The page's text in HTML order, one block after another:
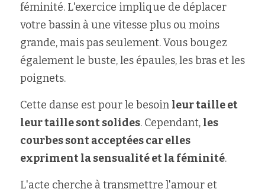
féminité. L'exercice implique de déplacer
votre bassin à une vitesse plus ou moins
grande, mais pas seulement. Vous bougez
également le buste, les épaules, les bras et les
poignets.
Cette danse est pour le besoin leur taille et
leur taille sont solides. Cependant, les
courbes sont acceptées car elles
expriment la sensualité et la féminité.
L'acte cherche à transmettre l'amour et